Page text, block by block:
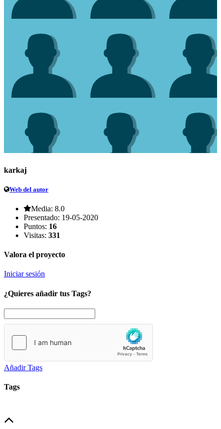
karkaj
Web del autor
Media: 8.0
Presentado: 19-05-2020
Puntos: 16
Visitas: 331
Valora el proyecto
Iniciar sesión
¿Quieres añadir tus Tags?
Añadir Tags
Tags